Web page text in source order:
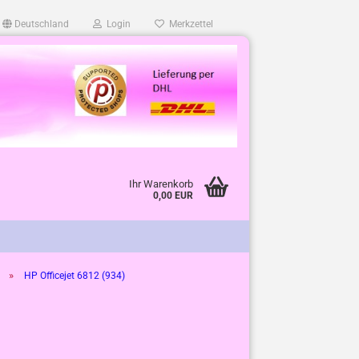
Deutschland Login Merkzettel
Ihr Warenkorb
0,00 EUR
» HP Officejet 6812 (934)